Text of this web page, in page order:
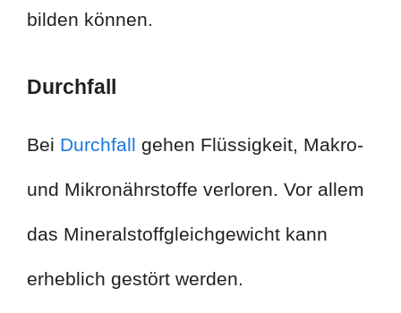
bilden können.
Durchfall
Bei Durchfall gehen Flüssigkeit, Makro-
und Mikronährstoffe verloren. Vor allem
das Mineralstoffgleichgewicht kann
erheblich gestört werden.